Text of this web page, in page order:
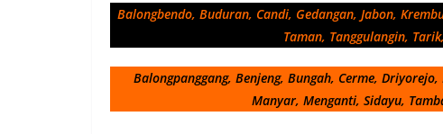
Balongbendo, Buduran, Candi, Gedangan, Jabon,
Taman, Tanggulangin,
Balongpanggang, Benjeng, Bungah, Cerme,
Manyar, Menganti, Sidayu,